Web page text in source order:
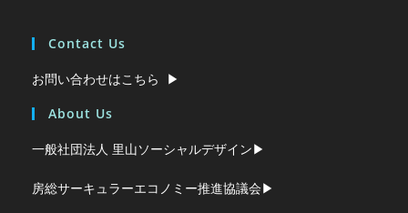
Contact Us
お問い合わせはこちら ▶︎
About Us
一般社団法人 里山ソーシャルデザイン▶︎
房総サーキュラーエコノミー推進協議会▶︎